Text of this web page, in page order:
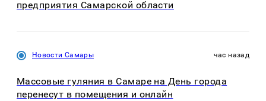
предприятия Самарской области
Новости Самары час назад
Массовые гуляния в Самаре на День города
перенесут в помещения и онлайн